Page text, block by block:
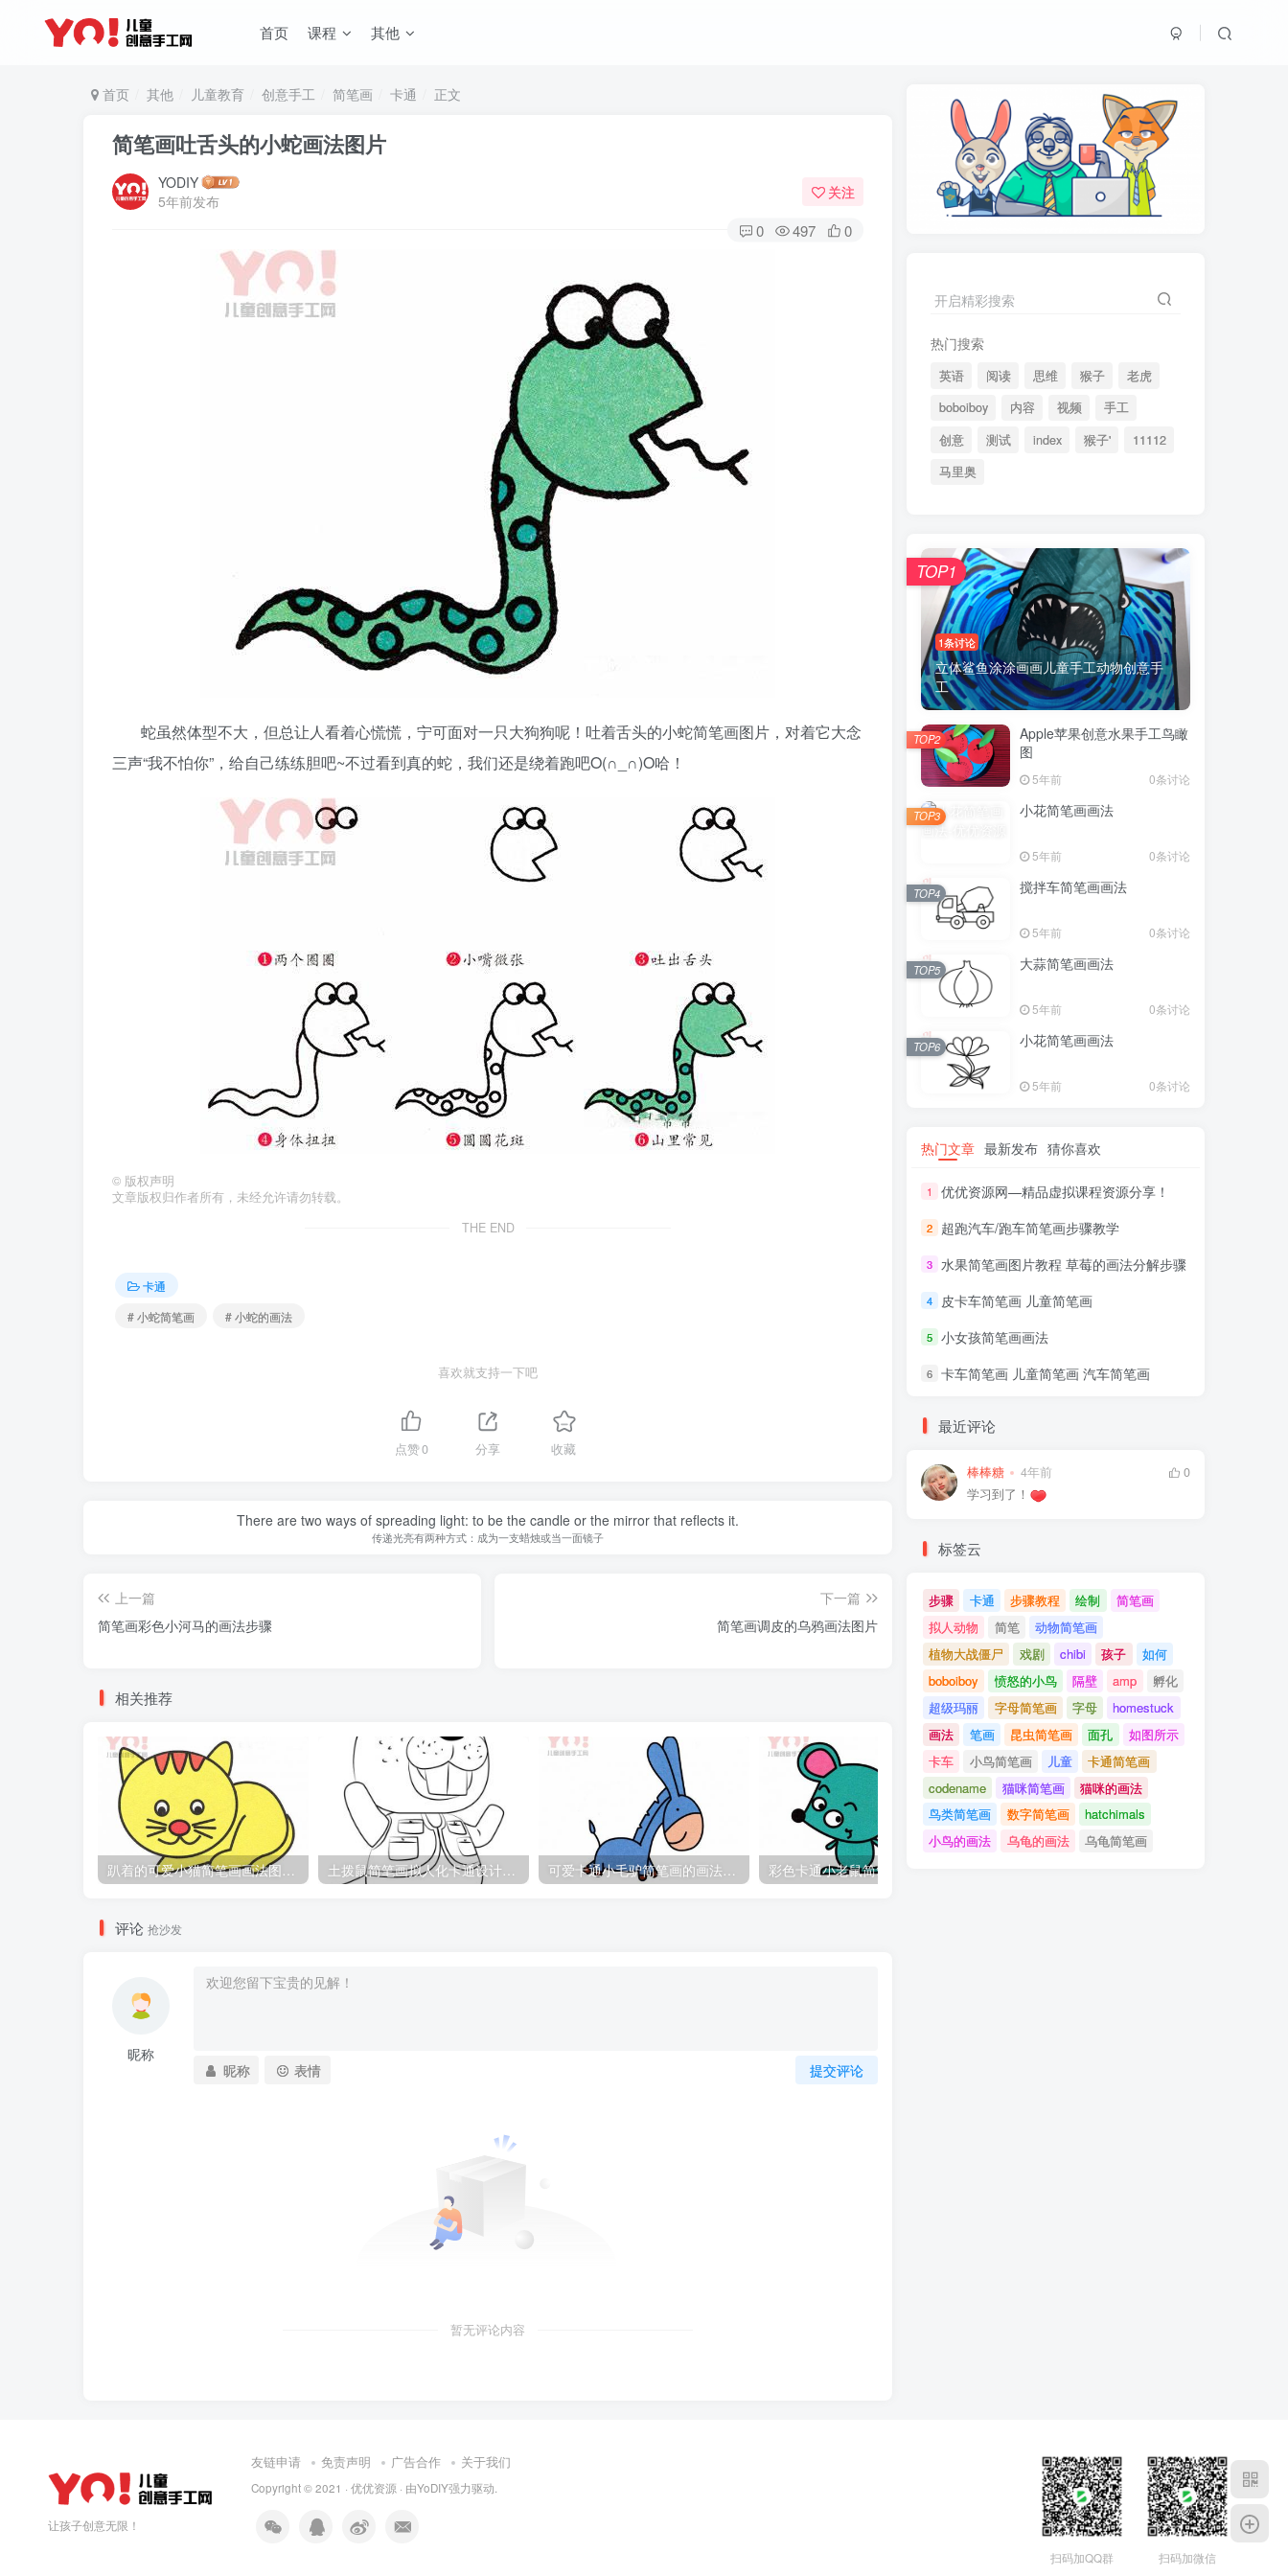
首页 课程 其他
首页 其他 儿童教育 创意手工 简笔画 卡通 正文
简笔画吐舌头的小蛇画法图片
YODIY
5年前发布
关注
0 497 0
蛇虽然体型不大，但总让人看着心慌慌，宁可面对一只大狗狗呢！吐着舌头的小蛇简笔画图片，对着它大念
三声“我不怕你”，给自己练练胆吧~不过看到真的蛇，我们还是绕着跑吧O(∩_∩)O哈！
© 版权声明
文章版权归作者所有，未经允许请勿转载。
THE END
卡通
# 小蛇简笔画
# 小蛇的画法
喜欢就支持一下吧
点赞0 分享 收藏
There are two ways of spreading light: to be the candle or the mirror that reflects it.
传递光亮有两种方式：成为一支蜡烛或当一面镜子
上一篇
简笔画彩色小河马的画法步骤
下一篇
简笔画调皮的乌鸦画法图片
相关推荐
趴着的可爱小猫简笔画画法图片教程 可爱卡通小毛驴简笔画的画法图片
评论 抢沙发
昵称
提交评论
昵称 表情
暂无评论内容
开启精彩搜索
热门搜索
英语 阅读 思维 猴子
老虎
boboiboy
内容 视频
手工
创意
测试 index 猴子'
11112
马里奥
1条讨论
立体鲨鱼涂涂画画儿童手工动物创意手
工
TOP1
Apple苹果创意水果手工鸟瞰
图
5年前 0条讨论
TOP2
小花简笔画画法
5年前 0条讨论
TOP3
搅拌车简笔画画法
5年前 0条讨论
TOP4
大蒜简笔画画法
5年前 0条讨论
TOP5
小花简笔画画法
5年前 0条讨论
TOP6
热门文章 最新发布 猜你喜欢
1 优优资源网—精品虚拟课程资源分享！
2 超跑汽车/跑车简笔画步骤教学
3 水果简笔画图片教程 草莓的画法分解步骤
4 皮卡车简笔画 儿童简笔画
5 小女孩简笔画画法
6 卡车简笔画 儿童简笔画 汽车简笔画
最近评论
棒棒糖 4年前
0
学习到了！
标签云
步骤 卡通 步骤教程 绘制
简笔画
拟人动物
简笔
动物简笔画
植物大战僵尸
戏剧 chibi 孩子
如何
boboiboy
愤怒的小鸟 隔壁 amp
孵化
超级玛丽
字母简笔画 字母
homestuck
画法
笔画 昆虫简笔画 面孔
如图所示
卡车
小鸟简笔画 儿童
卡通简笔画
codename
猫咪简笔画
猫咪的画法
鸟类简笔画
数字简笔画
hatchimals
小鸟的画法
乌龟的画法 乌龟简笔画
让孩子创意无限！
友链申请 免责声明 广告合作 关于我们
Copyright © 2021 · 优优资源 · 由YoDIY强力驱动.
扫码加QQ群 扫码加微信